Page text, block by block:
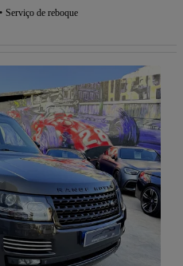
Serviço de reboque